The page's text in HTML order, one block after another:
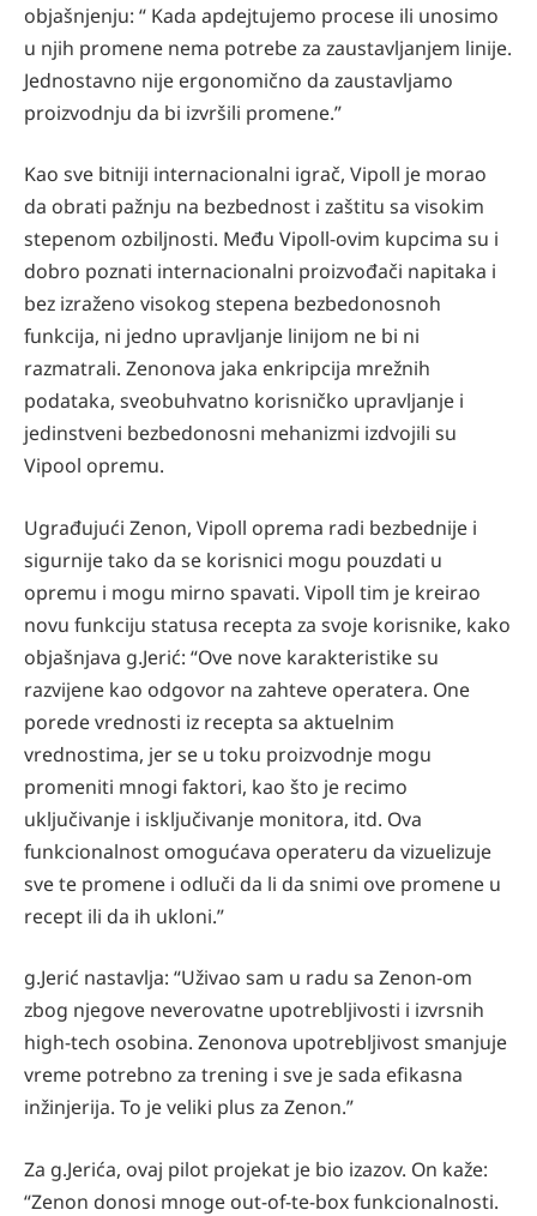
objašnjenju: “ Kada apdejtujemo procese ili unosimo
u njih promene nema potrebe za zaustavljanjem linije.
Jednostavno nije ergonomično da zaustavljamo
proizvodnju da bi izvršili promene.”
Kao sve bitniji internacionalni igrač, Vipoll je morao
da obrati pažnju na bezbednost i zaštitu sa visokim
stepenom ozbiljnosti. Među Vipoll-ovim kupcima su i
dobro poznati internacionalni proizvođači napitaka i
bez izraženo visokog stepena bezbedonosnoh
funkcija, ni jedno upravljanje linijom ne bi ni
razmatrali. Zenonova jaka enkripcija mrežnih
podataka, sveobuhvatno korisničko upravljanje i
jedinstveni bezbedonosni mehanizmi izdvojili su
Vipool opremu.
Ugrađujući Zenon, Vipoll oprema radi bezbednije i
sigurnije tako da se korisnici mogu pouzdati u
opremu i mogu mirno spavati. Vipoll tim je kreirao
novu funkciju statusa recepta za svoje korisnike, kako
objašnjava g.Jerić: “Ove nove karakteristike su
razvijene kao odgovor na zahteve operatera. One
porede vrednosti iz recepta sa aktuelnim
vrednostima, jer se u toku proizvodnje mogu
promeniti mnogi faktori, kao što je recimo
uključivanje i isključivanje monitora, itd. Ova
funkcionalnost omogućava operateru da vizuelizuje
sve te promene i odluči da li da snimi ove promene u
recept ili da ih ukloni.”
g.Jerić nastavlja: “Uživao sam u radu sa Zenon-om
zbog njegove neverovatne upotrebljivosti i izvrsnih
high-tech osobina. Zenonova upotrebljivost smanjuje
vreme potrebno za trening i sve je sada efikasna
inžinjerija. To je veliki plus za Zenon.”
Za g.Jerića, ovaj pilot projekat je bio izazov. On kaže:
“Zenon donosi mnoge out-of-te-box funkcionalnosti.